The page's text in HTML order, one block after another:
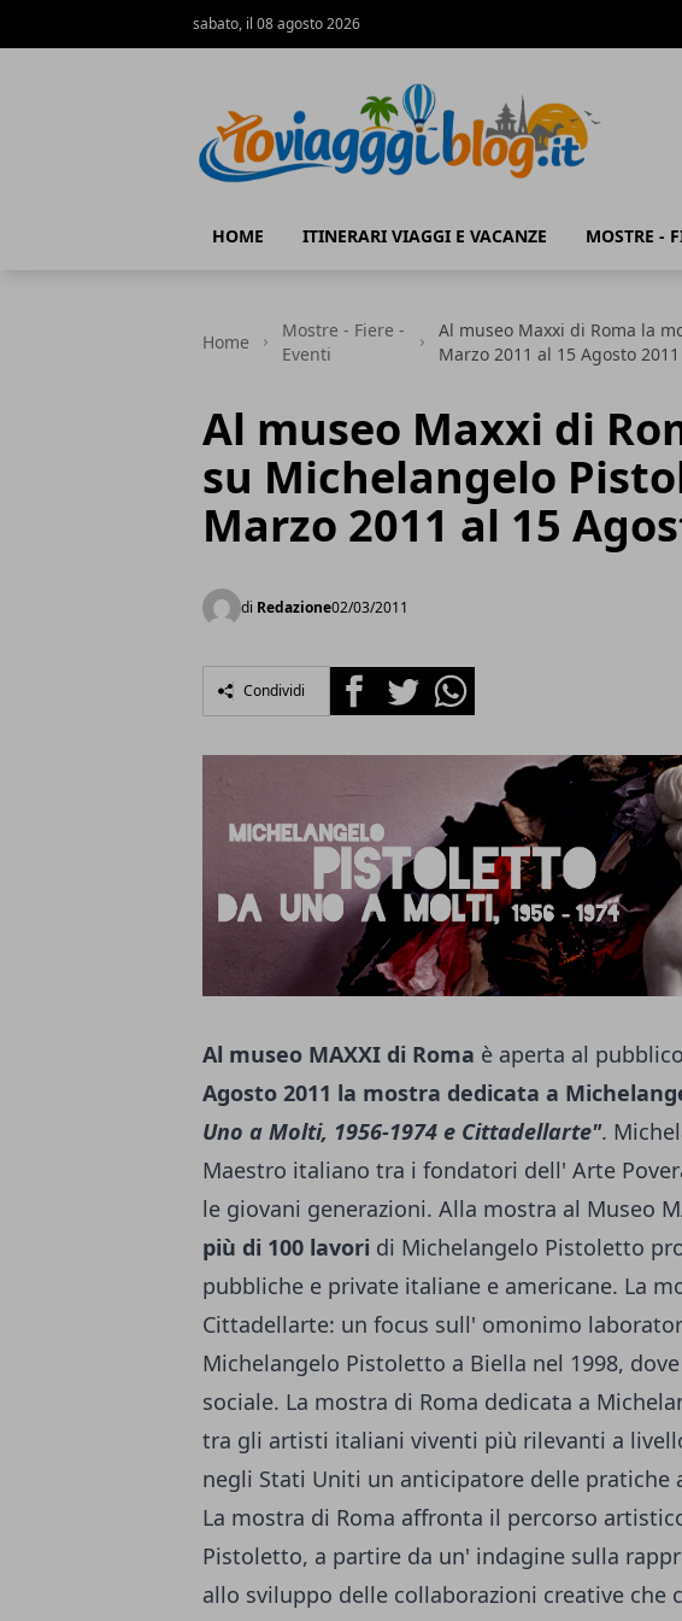
sabato, il 08 agosto 2026
HOME ITINERARI VIAGGI E VACANZE MOSTRE -
Home
Mostre - Fiere -
Eventi
Al museo Maxxi di Roma la
Marzo 2011 al 15 Agosto 2011
Al museo Maxxi di
su Michelangelo
Marzo 2011 al 15
di Redazione02/03/2011
Condividi FacebookTwitterWhatsapp
Al museo MAXXI di Roma è aperta al pubblico
Agosto 2011 la mostra dedicata a
Uno a Molti, 1956-1974 e Cittadellarte".
Maestro italiano tra i fondatori dell' Arte
le giovani generazioni. Alla mostra al Museo
più di 100 lavori di Michelangelo Pistoletto
pubbliche e private italiane e americane. La
Cittadellarte: un focus sull' omonimo
Michelangelo Pistoletto a Biella nel 1998,
sociale. La mostra di Roma dedicata a
tra gli artisti italiani viventi più rilevanti a
negli Stati Uniti un anticipatore delle pratiche
La mostra di Roma affronta il percorso
Pistoletto, a partire da un' indagine sulla
allo sviluppo delle collaborazioni creative che